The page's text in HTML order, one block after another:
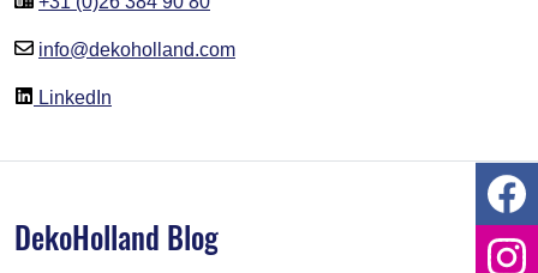
info@dekoholland.com
LinkedIn
DekoHolland Blog